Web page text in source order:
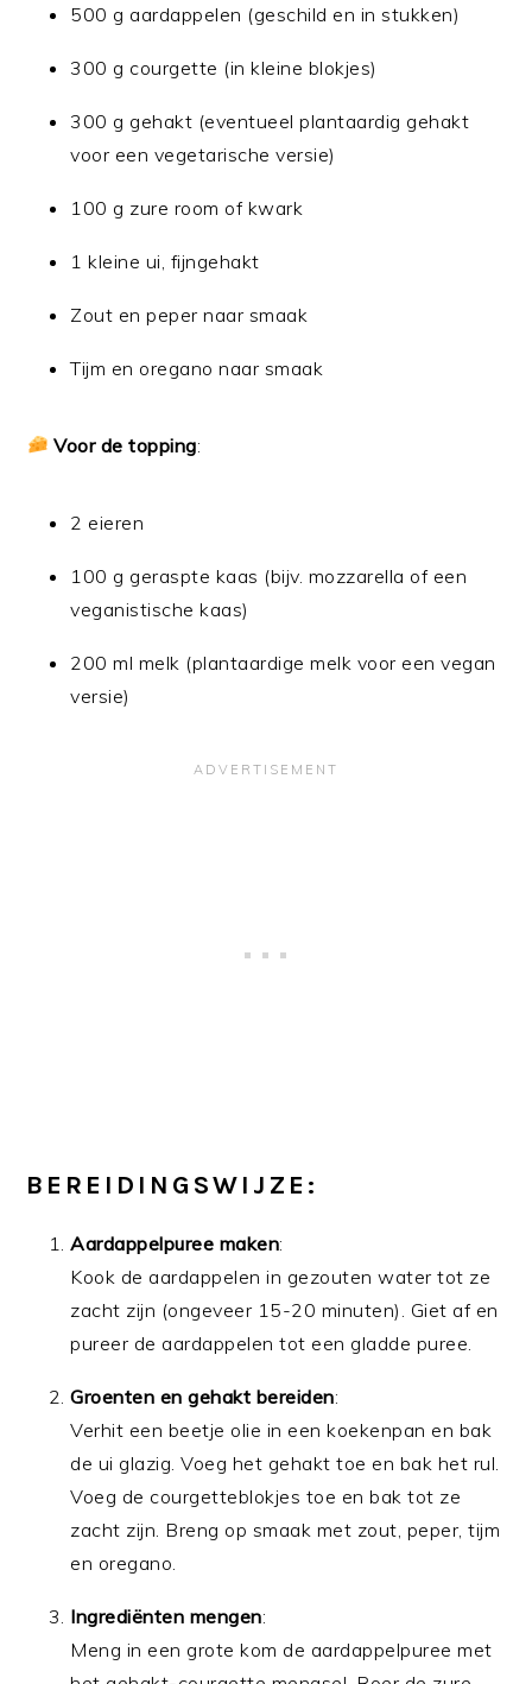
500 g aardappelen (geschild en in stukken)
300 g courgette (in kleine blokjes)
300 g gehakt (eventueel plantaardig gehakt
voor een vegetarische versie)
100 g zure room of kwark
1 kleine ui, fijngehakt
Zout en peper naar smaak
Tijm en oregano naar smaak
Voor de topping:
2 eieren
100 g geraspte kaas (bijv. mozzarella of een
veganistische kaas)
200 ml melk (plantaardige melk voor een vegan
versie)
BEREIDINGSWIJZE:
Aardappelpuree maken:
Kook de aardappelen in gezouten water tot ze
zacht zijn (ongeveer 15-20 minuten). Giet af en
pureer de aardappelen tot een gladde puree.
Groenten en gehakt bereiden:
Verhit een beetje olie in een koekenpan en bak
de ui glazig. Voeg het gehakt toe en bak het rul.
Voeg de courgetteblokjes toe en bak tot ze
zacht zijn. Breng op smaak met zout, peper, tijm
en oregano.
Ingrediënten mengen:
Meng in een grote kom de aardappelpuree met